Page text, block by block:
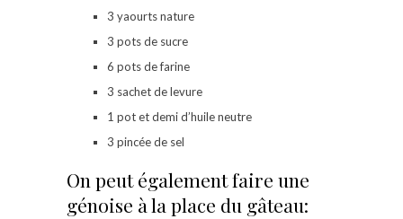
3 yaourts nature
3 pots de sucre
6 pots de farine
3 sachet de levure
1 pot et demi d’huile neutre
3 pincée de sel
On peut également faire une
génoise à la place du gâteau: